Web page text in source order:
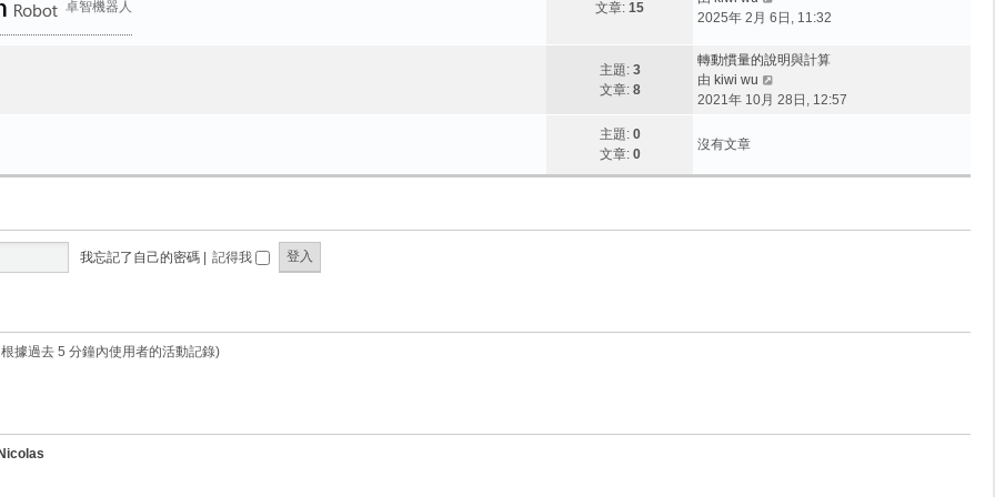
卓智機器人 文章: 15
視
後
表
2025年 2月 6日, 11:32
主題: 3
文章: 8
轉動慣量的說明與計算
由 kiwi wu
視
表
2021年 10月 28日, 12:57
主題: 0
文章: 0
沒有文章
我忘記了自己的密碼 | 記得我
據過去 5 分鐘內使用者的活動記錄)